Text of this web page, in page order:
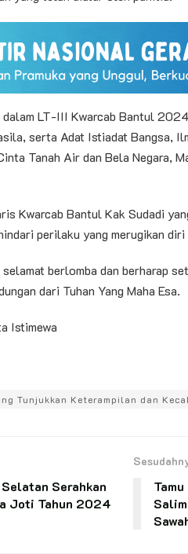
dalam LT-III Kwarcab Bantul
serta Adat Istiadat Bangsa,
Tanah Air dan Bela Negara,
Kwarcab Bantul Kak Sudadi
perilaku yang merugikan
berlomba dan berharap
dari Tuhan Yang Maha Esa.
Istimewa
Tunjukkan Keterampilan dan
Serahkan
Joti Tahun 2024